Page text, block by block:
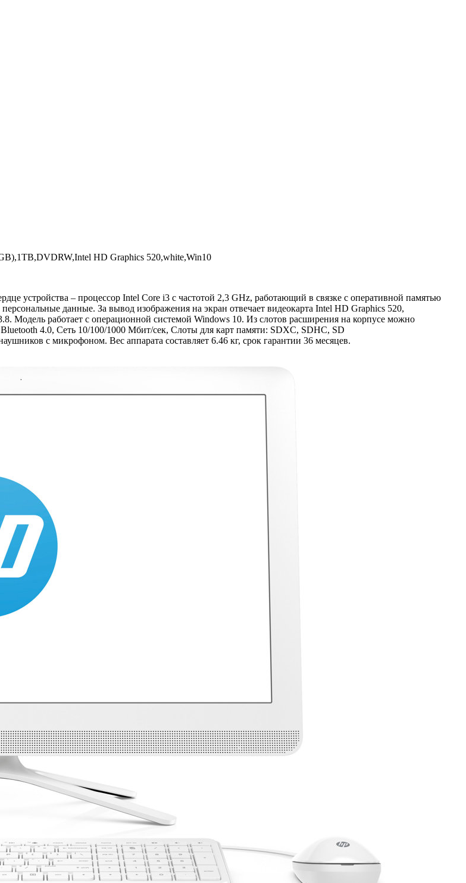
HD Graphics 520,white,Win10
устройства – процессор Intel Core i3 с частотой 2,3 GHz, работающий в связке с оперативной памятью
данные. За вывод изображения на экран отвечает видеокарта Intel HD Graphics 520,
Модель работает с операционной системой Windows 10. Из слотов расширения на корпусе можно
4.0, Сеть 10/100/1000 Мбит/сек, Слоты для карт памяти: SDXC, SDHC, SD
с микрофоном. Вес аппарата составляет 6.46 кг, срок гарантии 36 месяцев.